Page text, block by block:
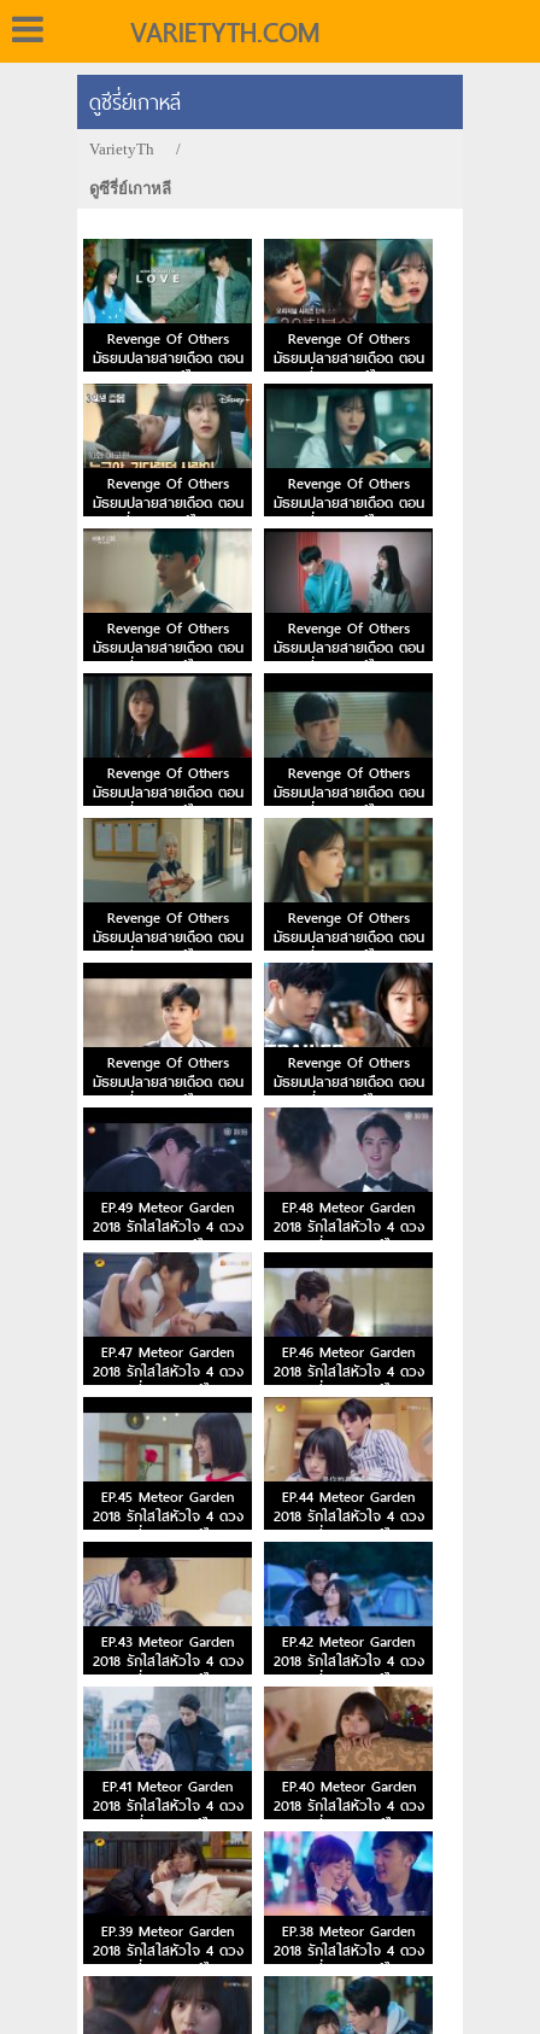
VARIETYTH.COM
ดูซีรี่ย์เกาหลี
VarietyTh /
ดูซีรี่ย์เกาหลี
Revenge Of Others
มัธยมปลายสายเดือด ตอน
จบ พากย์ไทย
Revenge Of Others
มัธยมปลายสายเดือด ตอน
ที่ 11 พากย์ไทย
Revenge Of Others
มัธยมปลายสายเดือด ตอน
ที่ 10 พากย์ไทย
Revenge Of Others
มัธยมปลายสายเดือด ตอน
ที่ 9 พากย์ไทย
Revenge Of Others
มัธยมปลายสายเดือด ตอน
ที่ 8 พากย์ไทย
Revenge Of Others
มัธยมปลายสายเดือด ตอน
ที่ 7 พากย์ไทย
Revenge Of Others
มัธยมปลายสายเดือด ตอน
ที่ 6 พากย์ไทย
Revenge Of Others
มัธยมปลายสายเดือด ตอน
ที่ 5 พากย์ไทย
Revenge Of Others
มัธยมปลายสายเดือด ตอน
ที่ 4 พากย์ไทย
Revenge Of Others
มัธยมปลายสายเดือด ตอน
ที่ 3 พากย์ไทย
Revenge Of Others
มัธยมปลายสายเดือด ตอน
ที่ 2 พากย์ไทย
Revenge Of Others
มัธยมปลายสายเดือด ตอน
ที่ 1 พากย์ไทย
EP.49 Meteor Garden
2018 รักใสใสหัวใจ 4 ดวง
ตอนจบ พากย์ไทย
EP.48 Meteor Garden
2018 รักใสใสหัวใจ 4 ดวง
ตอนที่ 48 พากย์ไทย
EP.47 Meteor Garden
2018 รักใสใสหัวใจ 4 ดวง
ตอนที่ 47 พากย์ไทย
EP.46 Meteor Garden
2018 รักใสใสหัวใจ 4 ดวง
ตอนที่ 46 พากย์ไทย
EP.45 Meteor Garden
2018 รักใสใสหัวใจ 4 ดวง
ตอนที่ 45 พากย์ไทย
EP.44 Meteor Garden
2018 รักใสใสหัวใจ 4 ดวง
ตอนที่ 44 พากย์ไทย
EP.43 Meteor Garden
2018 รักใสใสหัวใจ 4 ดวง
ตอนที่ 43 พากย์ไทย
EP.42 Meteor Garden
2018 รักใสใสหัวใจ 4 ดวง
ตอนที่ 42 พากย์ไทย
EP.41 Meteor Garden
2018 รักใสใสหัวใจ 4 ดวง
ตอนที่ 41 พากย์ไทย
EP.40 Meteor Garden
2018 รักใสใสหัวใจ 4 ดวง
ตอนที่ 40 พากย์ไทย
EP.39 Meteor Garden
2018 รักใสใสหัวใจ 4 ดวง
ตอนที่ 39 พากย์ไทย
EP.38 Meteor Garden
2018 รักใสใสหัวใจ 4 ดวง
ตอนที่ 38 พากย์ไทย